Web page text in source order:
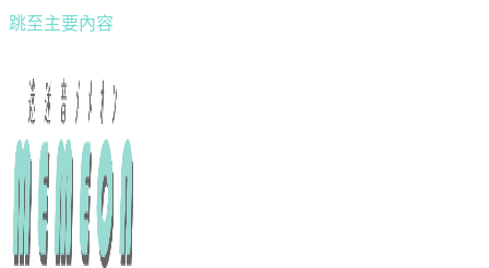
跳至主要內容